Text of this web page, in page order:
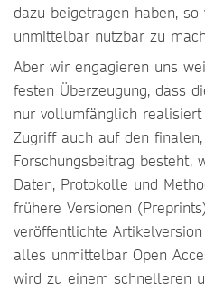
dazu beigetragen haben,
unmittelbar nutzbar zu
Aber wir engagieren uns
festen Überzeugung, dass
nur vollumfänglich
Zugriff auch auf den
Forschungsbeitrag besteht,
Daten, Protokolle und
frühere Versionen
veröffentlichte
alles unmittelbar Open
wird zu einem schnelleren